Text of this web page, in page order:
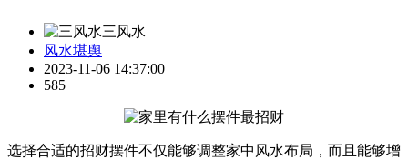
三风水
风水堪舆
2023-11-06 14:37:00
585
选择合适的招财摆件不仅能够调整家中风水布局，而且能够增